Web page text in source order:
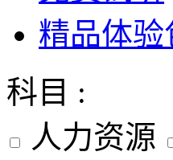
精品体验
科目 :
人力资源